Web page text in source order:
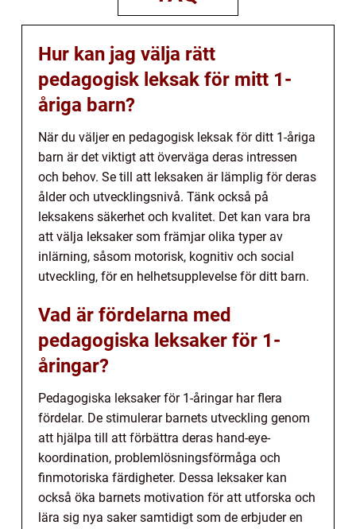
Hur kan jag välja rätt
pedagogisk leksak för mitt 1-
åriga barn?
När du väljer en pedagogisk leksak för ditt 1-åriga
barn är det viktigt att överväga deras intressen
och behov. Se till att leksaken är lämplig för deras
ålder och utvecklingsnivå. Tänk också på
leksakens säkerhet och kvalitet. Det kan vara bra
att välja leksaker som främjar olika typer av
inlärning, såsom motorisk, kognitiv och social
utveckling, för en helhetsupplevelse för ditt barn.
Vad är fördelarna med
pedagogiska leksaker för 1-
åringar?
Pedagogiska leksaker för 1-åringar har flera
fördelar. De stimulerar barnets utveckling genom
att hjälpa till att förbättra deras hand-eye-
koordination, problemlösningsförmåga och
finmotoriska färdigheter. Dessa leksaker kan
också öka barnets motivation för att utforska och
lära sig nya saker samtidigt som de erbjuder en